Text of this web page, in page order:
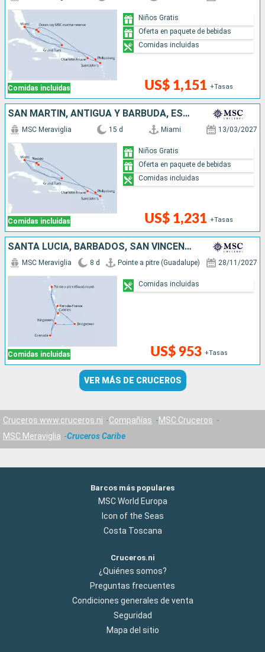
Comidas incluidas US$ 1,151 +Tasas
Niños Gratis
Oferta en paquete de bebidas
Comidas incluidas
SAN MARTÍN, ANTIGUA Y BARBUDA, ESTADOS UNIDOS, BAHAMAS
Comidas incluidas
MSC Meraviglia 15 d Miami 13/03/2027
US$ 1,231 +Tasas
Niños Gratis
Oferta en paquete de bebidas
Comidas incluidas
SANTA LUCIA, BARBADOS, SAN VINCENT Y LAS GRANADINAS, GRENADA
Comidas incluidas
MSC Meraviglia 8 d Pointe a pitre (Guadalupe) 28/11/2027
US$ 953 +Tasas
Comidas incluidas
VER MÁS DE CRUCEROS
Cruceros www.cruceros.ni Compañías
MSC Cruceros
MSC Meraviglia
Cruceros Caribe
Barcos más populares
MSC World Europa
Icon of the Seas
Costa Toscana
Cruceros.ni
¿Quiénes somos?
Preguntas frecuentes
Condiciones generales de venta
Seguridad
Mapa del sitio